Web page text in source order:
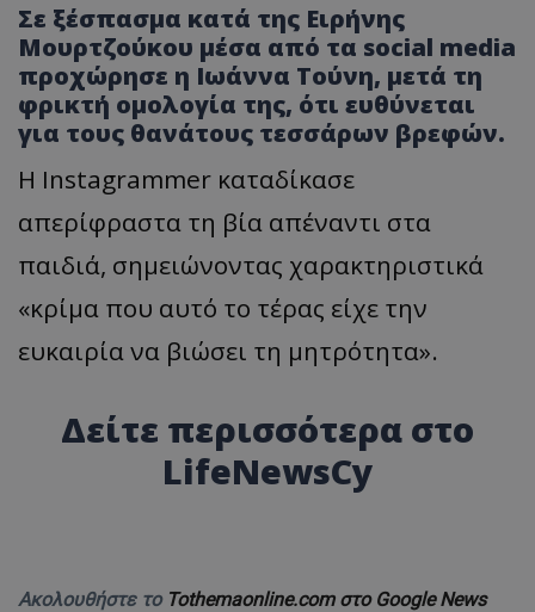
Σε ξέσπασμα κατά της Ειρήνης
Μουρτζούκου μέσα από τα social media
προχώρησε η Ιωάννα Τούνη, μετά τη
φρικτή ομολογία της, ότι ευθύνεται
για τους θανάτους τεσσάρων βρεφών.
Η Instagrammer καταδίκασε
απερίφραστα τη βία απέναντι στα
παιδιά, σημειώνοντας χαρακτηριστικά
«κρίμα που αυτό το τέρας είχε την
ευκαιρία να βιώσει τη μητρότητα».
Δείτε περισσότερα στο
LifeNewsCy
Ακολουθήστε το Tothemaonline.com στο Google News